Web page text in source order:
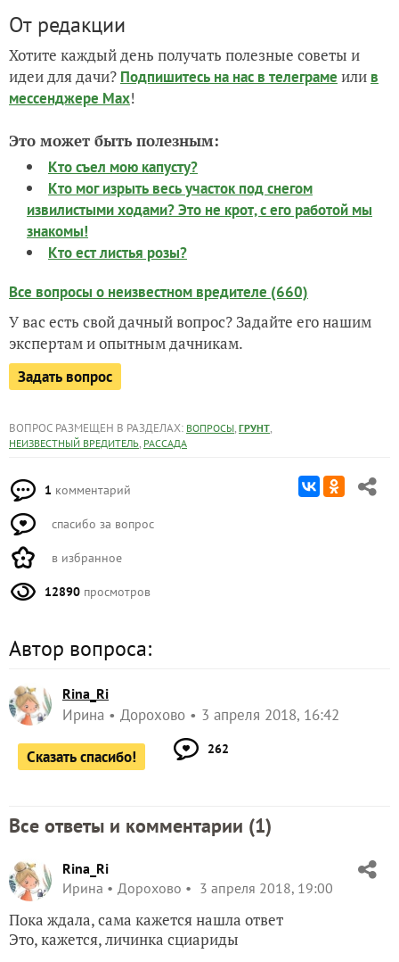
От редакции
Хотите каждый день получать полезные советы и
идеи для дачи? Подпишитесь на нас в телеграме или в
мессенджере Max!
Это может быть полезным:
Кто съел мою капусту?
Кто мог изрыть весь участок под снегом
извилистыми ходами? Это не крот, с его работой мы
знакомы!
Кто ест листья розы?
Все вопросы о неизвестном вредителе (660)
У вас есть свой дачный вопрос? Задайте его нашим
экспертам и опытным дачникам.
Задать вопрос
ВОПРОС РАЗМЕЩЕН В РАЗДЕЛАХ: ВОПРОСЫ, ГРУНТ,
НЕИЗВЕСТНЫЙ ВРЕДИТЕЛЬ, РАССАДА
1 комментарий
спасибо за вопрос
в избранное
12890 просмотров
Автор вопроса:
Rina_Ri
Ирина Дорохово 3 апреля 2018, 16:42
Сказать спасибо! 262
Все ответы и комментарии (1)
Rina_Ri
Ирина
Дорохово 3 апреля 2018, 19:00
Пока ждала, сама кажется нашла ответ
Это, кажется, личинка сциариды